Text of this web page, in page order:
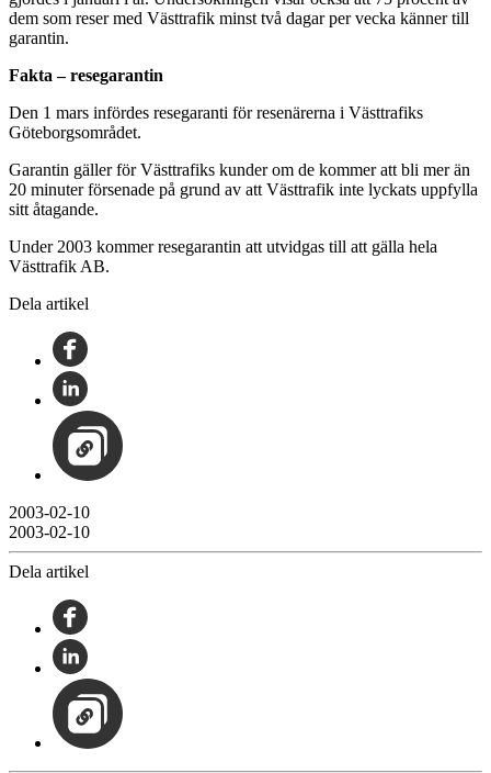
dem som reser med Västtrafik minst två dagar per vecka känner till
garantin.
Fakta – resegarantin
Den 1 mars infördes resegaranti för resenärerna i Västtrafiks
Göteborgsområdet.
Garantin gäller för Västtrafiks kunder om de kommer att bli mer än
20 minuter försenade på grund av att Västtrafik inte lyckats uppfylla
sitt åtagande.
Under 2003 kommer resegarantin att utvidgas till att gälla hela
Västtrafik AB.
Dela artikel
2003-02-10
2003-02-10
Dela artikel